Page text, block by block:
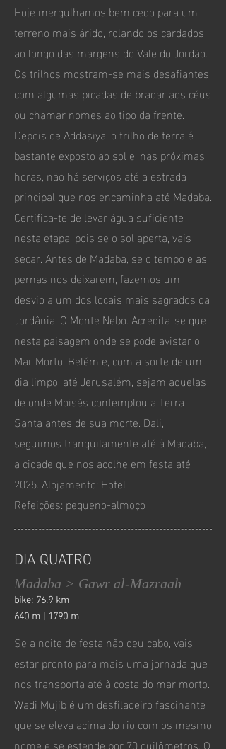
Hoje mergulhamos bem cedo para um
terreno mais árido, rolando os cardados
ao longo das margens do Vale do Jordão.
Os trilhos mostram-se mais desafiantes,
com algumas picadas de bradar aos céus
ou chamar nomes ao tipo da frente.
Depois de Addasiya, o trilho de terra é
bastante exposto ao sol e, nas próximas
horas, não há serviços até a estrada
principal que nos encaminha até Madaba.
Certifica-te de levar água suficiente
nesta etapa, pois se o sol aperta, vais
secar. Antes de Madaba, se o tempo e as
pernas nos deixarem, fazemos um
desvio a um dos locais mais sagrados da
Jordânia. O Monte Nebo. Acredita-se que
nesta paisagem onde se pode avistar o
Mar Morto, Belém e, com a sorte de um
dia limpo, até Jerusalém, sejam aquelas
de onde Moisés contemplou a Terra
Santa antes de sua morte. Dali,
seguimos tranquilamente até à Madaba,
a cidade que nos acolhe em festa até
2025. Alojamento: Hotel
Refeições: pequeno-almoço
DIA QUATRO
Madaba > Gawr al-Mazraah
bike: 76.9 km
640 m | 1790 m
Se a noite de festa não deu cabo, vais
estar pronto para mais uma jornada que
nos transporta até à costa do mar morto.
Wadi Mujib é um desfiladeiro fascinante
que se eleva acima do rio com os mesmo
nome e se estende por 70 quilômetros. O